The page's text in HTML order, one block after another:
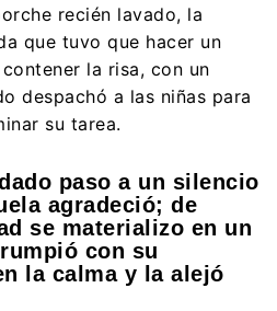
recién lavado, la
que tuvo que hacer un
la risa, con un
despachó a las niñas para
su tarea.
paso a un silencio
agradeció; de
se materializo en un
con su
la calma y la alejó